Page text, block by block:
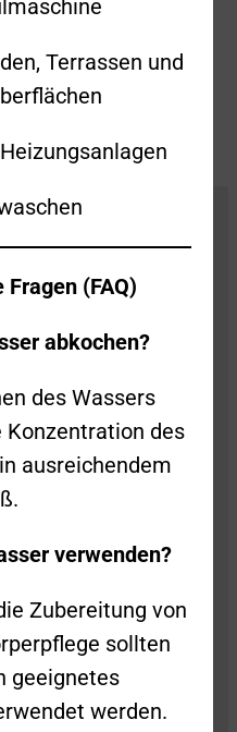
anzeigenWeiter
Terrassen und
(FAQ)
abkochen?
des Wassers
des
ausreichendem
verwenden?
Zubereitung von
sollten
geeignetes
werden.